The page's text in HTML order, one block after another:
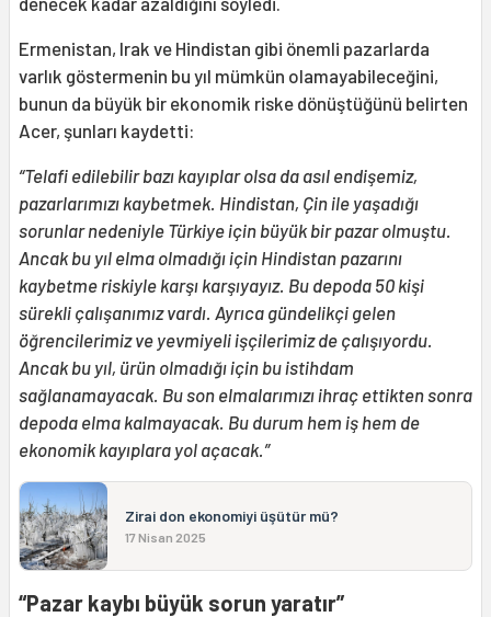
Ermenistan, Irak ve Hindistan gibi önemli pazarlarda
varlık göstermenin bu yıl mümkün olamayabileceğini,
bunun da büyük bir ekonomik riske dönüştüğünü belirten
Acer, şunları kaydetti:
“Telafi edilebilir bazı kayıplar olsa da asıl endişemiz,
pazarlarımızı kaybetmek. Hindistan, Çin ile yaşadığı
sorunlar nedeniyle Türkiye için büyük bir pazar olmuştu.
Ancak bu yıl elma olmadığı için Hindistan pazarını
kaybetme riskiyle karşı karşıyayız. Bu depoda 50 kişi
sürekli çalışanımız vardı. Ayrıca gündelikçi gelen
öğrencilerimiz ve yevmiyeli işçilerimiz de çalışıyordu.
Ancak bu yıl, ürün olmadığı için bu istihdam
sağlanamayacak. Bu son elmalarımızı ihraç ettikten sonra
depoda elma kalmayacak. Bu durum hem iş hem de
ekonomik kayıplara yol açacak.”
Zirai don ekonomiyi üşütür mü?
17 Nisan 2025
“Pazar kaybı büyük sorun yaratır”